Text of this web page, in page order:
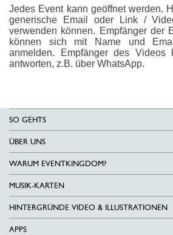
Jedes Event kann geöffnet werden.
generische Email oder Link /
verwenden können. Empfänger der
können sich mit Name und
anmelden. Empfänger des Videos
antworten, z.B. über WhatsApp.
SO GEHTS
ÜBER UNS
WARUM EVENTKINGDOM?
MUSIK-KARTEN
HINTERGRÜNDE VIDEO & ILLUSTRATIONEN
APPS